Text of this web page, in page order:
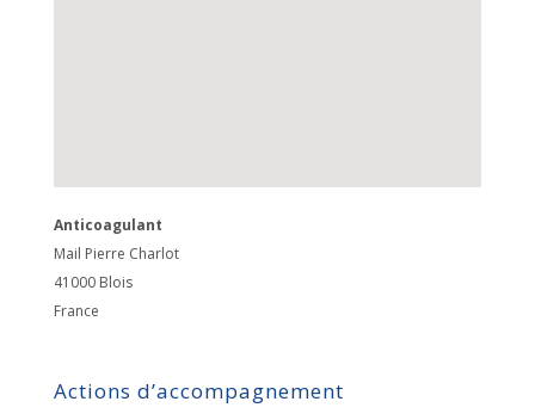
Anticoagulant
Mail Pierre Charlot
41000 Blois
France
Actions d’accompagnement